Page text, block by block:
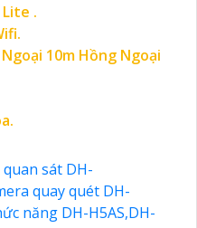
Lite .
10m Hồng Ngoại